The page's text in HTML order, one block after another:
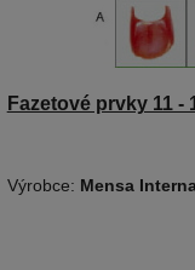
Fazetové prvky 11 -
Výrobce: Mensa